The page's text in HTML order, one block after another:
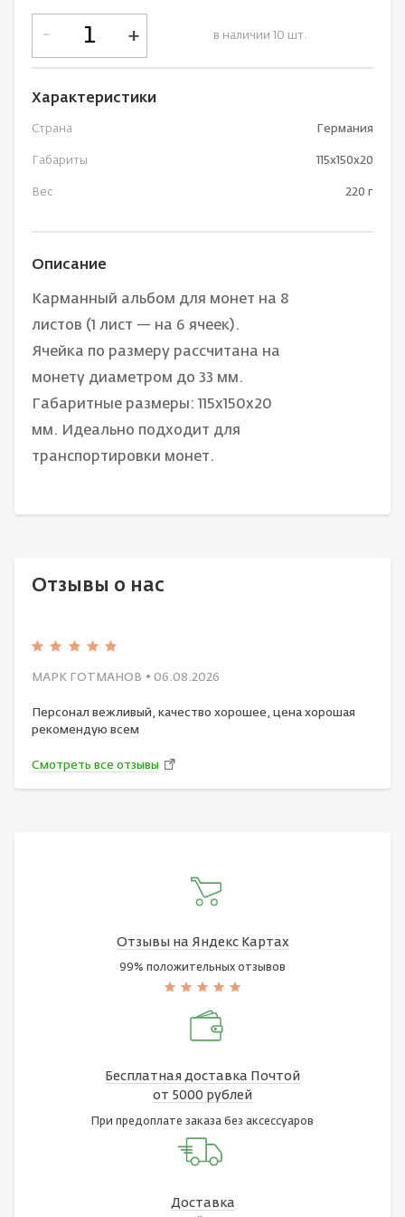
в наличии 10 шт.
- +
Характеристики
Страна Германия
Габариты 115х150х20
Вес 220 г
Описание
Карманный альбом для монет на 8
листов (1 лист — на 6 ячеек).
Ячейка по размеру рассчитана на
монету диаметром до 33 мм.
Габаритные размеры: 115х150х20
мм. Идеально подходит для
транспортировки монет.
Отзывы о нас
МАРК ГОТМАНОВ • 06.08.2026
Персонал вежливый, качество хорошее, цена хорошая
рекомендую всем
Смотреть все отзывы
Отзывы на Яндекс Картах
99% положительных отзывов
Бесплатная доставка Почтой
от 5000 рублей
При предоплате заказа без аксессуаров
Доставка